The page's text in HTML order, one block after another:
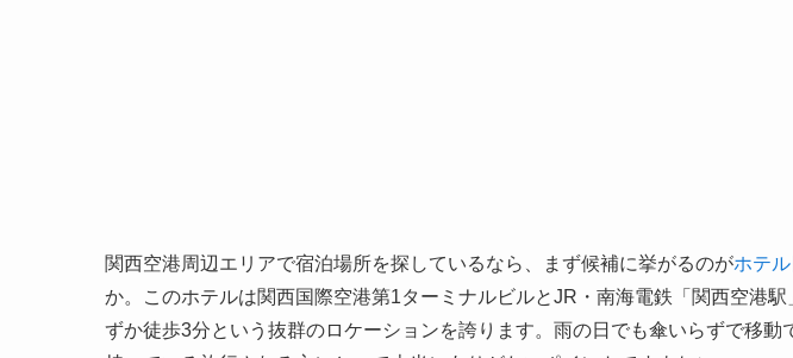
関西空港周辺エリアで宿泊場所を探しているなら、まず候補に挙がるのがホテ
か。このホテルは関西国際空港第1ターミナルビルとJR・南海電鉄「関西空港
ずか徒歩3分という抜群のロケーションを誇ります。雨の日でも傘いらずで移動